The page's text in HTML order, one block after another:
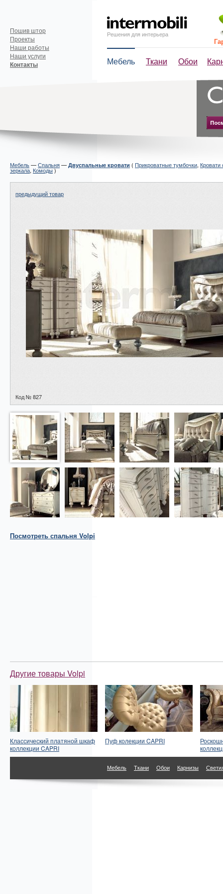
Решения для интерьера
Мебель Ткани Обои
Пошив штор
Проекты
Наши работы
Наши услуги
Контакты
Мебель—Спальня— Двуспальные кровати ( Прикроватные тумбочки,
зеркала, Комоды)
предыдущий товар
Код № 827
Посмотреть спальня Volpi
Другие товары Volpi
Классический платяной шкаф
коллекции CAPRI
Пуф колекции CAPRI
Мебель Ткани Обои Карнизы